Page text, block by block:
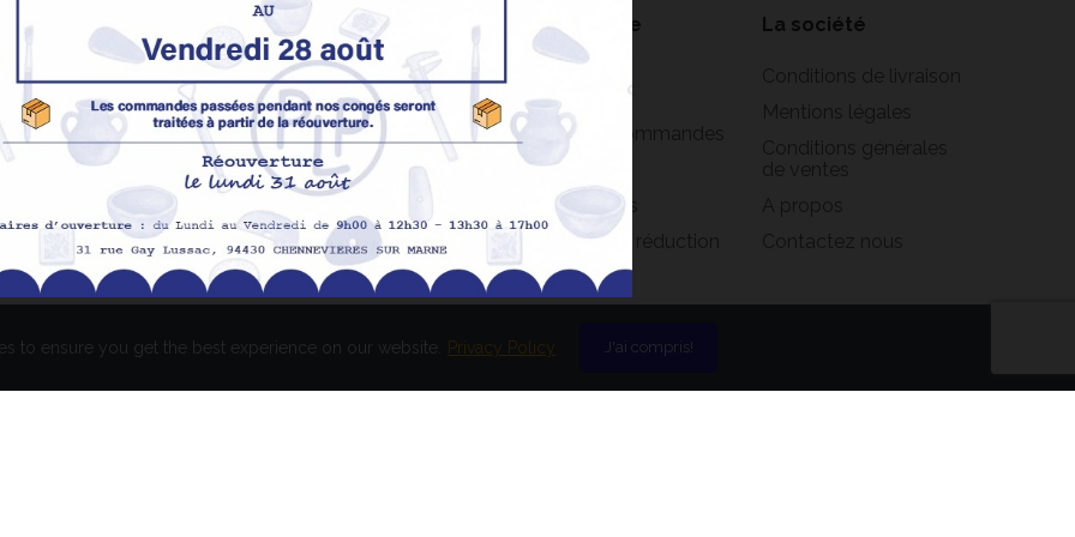
Nos produits
Promotions
Nouveaux produits
Meilleures ventes
Mon compte
personnelles
Historique commandes
Avoirs
Mes bons de réduction
La société
to ensure you get the best experience on our website. Privacy Policy J'ai compris!